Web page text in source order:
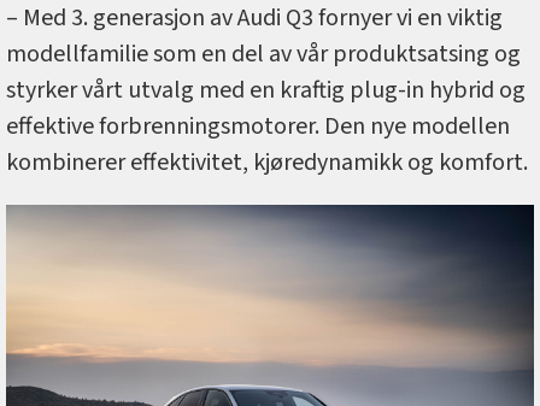
– Med 3. generasjon av Audi Q3 fornyer vi en viktig
modellfamilie som en del av vår produktsatsing og
styrker vårt utvalg med en kraftig plug-in hybrid og
effektive forbrenningsmotorer. Den nye modellen
kombinerer effektivitet, kjøredynamikk og komfort.